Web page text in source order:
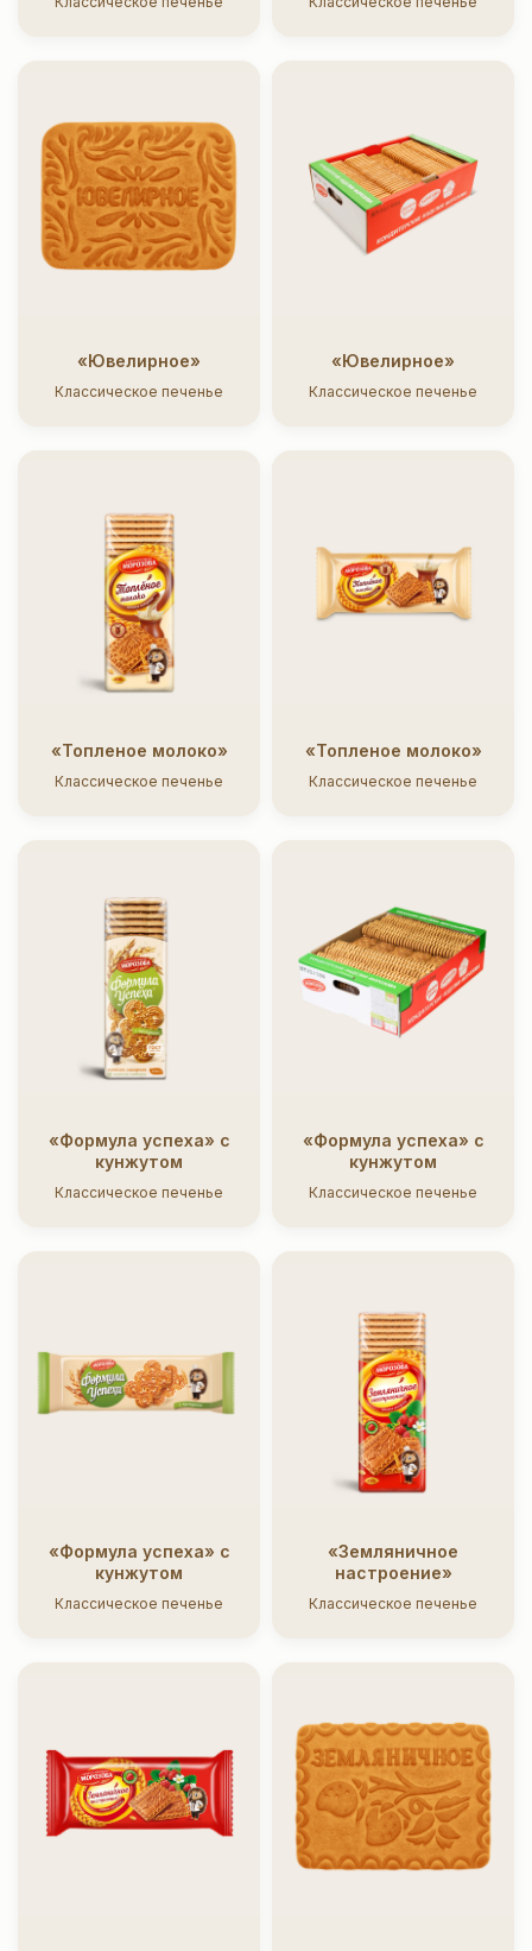
«Ювелирное»
Классическое печенье
«Ювелирное»
Классическое печенье
«Топленое молоко»
Классическое печенье
«Топленое молоко»
Классическое печенье
«Формула успеха» с
кунжутом
Классическое печенье
«Формула успеха» с
кунжутом
Классическое печенье
«Формула успеха» с
кунжутом
Классическое печенье
«Земляничное
настроение»
Классическое печенье